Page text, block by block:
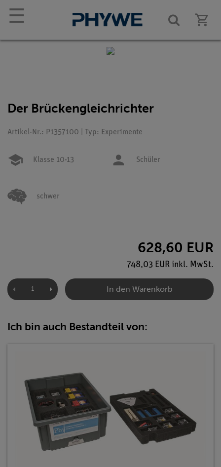
☰
Der Brückengleichrichter
Artikel-Nr.: P1357100 | Typ: Experimente
Klasse 10-13 Schüler
schwer
628,60 EUR
748,03 EUR inkl. MwSt.
In den Warenkorb
Ich bin auch Bestandteil von: